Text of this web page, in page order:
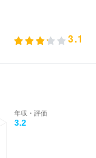
3.1
年収・評価
3.2